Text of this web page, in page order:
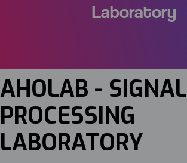
Laboratory
AHOLAB - SIGNAL
PROCESSING
LABORATORY